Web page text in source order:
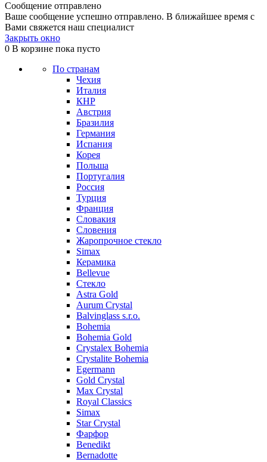
Сообщение отправлено
Ваше сообщение успешно отправлено. В ближайшее время с
Вами свяжется наш специалист
Закрыть окно
0 В корзине пока пусто
По странам
Чехия
Италия
КНР
Австрия
Бразилия
Германия
Испания
Корея
Польша
Португалия
Россия
Турция
Франция
Словакия
Словения
Жаропрочное стекло
Simax
Керамика
Bellevue
Стекло
Astra Gold
Aurum Crystal
Balvinglass s.r.o.
Bohemia
Bohemia Gold
Crystalex Bohemia
Crystalite Bohemia
Egermann
Gold Crystal
Max Crystal
Royal Classics
Simax
Star Crystal
Фарфор
Benedikt
Bernadotte